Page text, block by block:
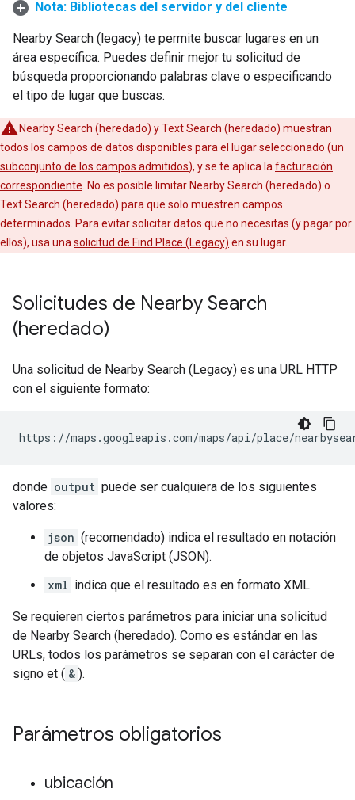
Nota: Bibliotecas del servidor y del cliente
Nearby Search (legacy) te permite buscar lugares en un
área específica. Puedes definir mejor tu solicitud de
búsqueda proporcionando palabras clave o especificando
el tipo de lugar que buscas.
Nearby Search (heredado) y Text Search (heredado) muestran
todos los campos de datos disponibles para el lugar seleccionado (un
subconjunto de los campos admitidos), y se te aplica la facturación
correspondiente . No es posible limitar Nearby Search (heredado) o
Text Search (heredado) para que solo muestren campos
determinados. Para evitar solicitar datos que no necesitas (y pagar por
ellos), usa una solicitud de Find Place (Legacy) en su lugar.
Solicitudes de Nearby Search
(heredado)
Una solicitud de Nearby Search (Legacy) es una URL HTTP
con el siguiente formato:
https://maps.googleapis.com/maps/api/place/
donde output puede ser cualquiera de los siguientes
valores:
json (recomendado) indica el resultado en notación
de objetos JavaScript (JSON).
xml indica que el resultado es en formato XML.
Se requieren ciertos parámetros para iniciar una solicitud
de Nearby Search (heredado). Como es estándar en las
URLs, todos los parámetros se separan con el carácter de
signo et ( & ).
Parámetros obligatorios
ubicación